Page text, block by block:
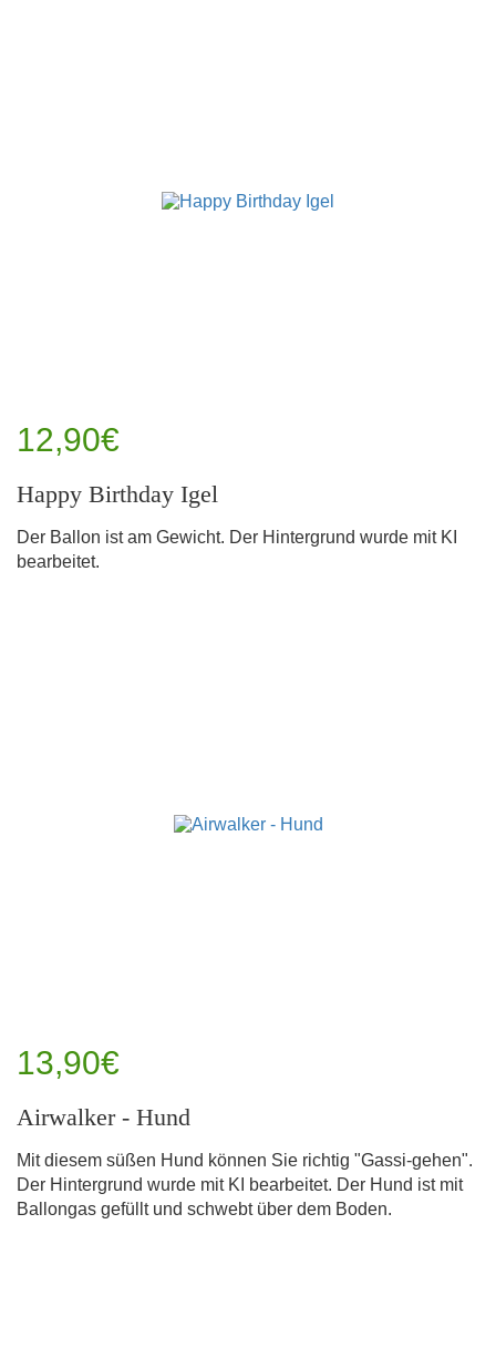
12,90€
Happy Birthday Igel
Der Ballon ist am Gewicht. Der Hintergrund wurde mit KI
bearbeitet.
13,90€
Airwalker - Hund
Mit diesem süßen Hund können Sie richtig "Gassi-gehen".
Der Hintergrund wurde mit KI bearbeitet. Der Hund ist mit
Ballongas gefüllt und schwebt über dem Boden.